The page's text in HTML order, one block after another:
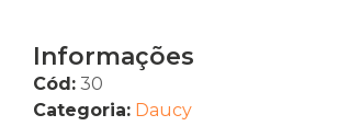
Informações
Cód: 30
Categoria: Daucy